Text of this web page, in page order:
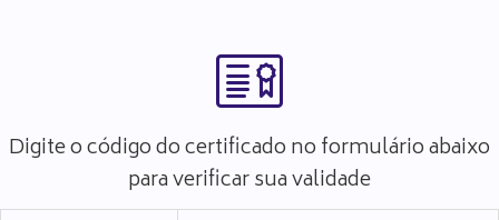
Digite o código do certificado no formulário abaixo
para verificar sua validade